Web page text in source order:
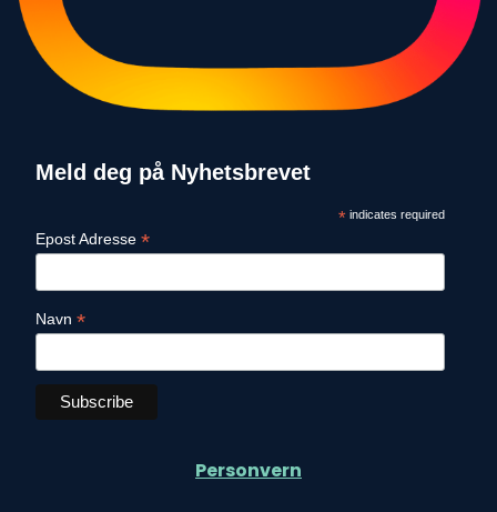
Meld deg på Nyhetsbrevet
*indicates required
Epost Adresse *
Navn *
Personvern